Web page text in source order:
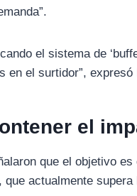
el sistema de
en el surtidor”, expresó
el
que el objetivo
que actualmente supera